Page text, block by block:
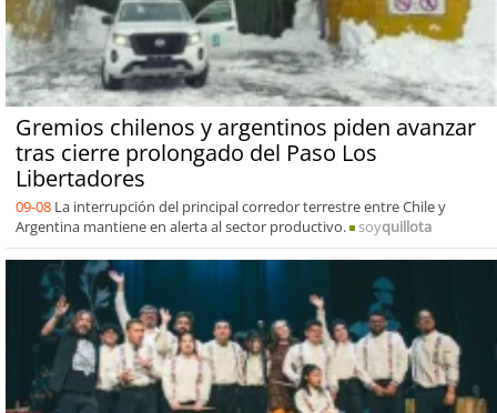
Gremios chilenos y argentinos piden avanzar
tras cierre prolongado del Paso Los
Libertadores
09-08 La interrupción del principal corredor terrestre entre Chile y
Argentina mantiene en alerta al sector productivo.
soyquillota